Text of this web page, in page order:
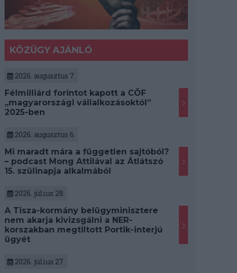
KÖZÜGY AJÁNLÓ
2026. augusztus 7.
Félmilliárd forintot kapott a CÖF
„magyarországi vállalkozásoktól”
2025-ben
2026. augusztus 6.
Mi maradt mára a független sajtóból?
– podcast Mong Attilával az Átlátszó
15. szülinapja alkalmából
2026. július 28.
A Tisza-kormány belügyminisztere
nem akarja kivizsgálni a NER-
korszakban megtiltott Portik-interjú
ügyét
2026. július 27.